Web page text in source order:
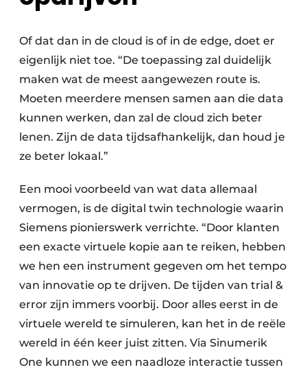
Of dat dan in de cloud is of in de edge, doet er
eigenlijk niet toe. “De toepassing zal duidelijk
maken wat de meest aangewezen route is.
Moeten meerdere mensen samen aan die data
kunnen werken, dan zal de cloud zich beter
lenen. Zijn de data tijdsafhankelijk, dan houd je
ze beter lokaal.”
Een mooi voorbeeld van wat data allemaal
vermogen, is de digital twin technologie waarin
Siemens pionierswerk verrichte. “Door klanten
een exacte virtuele kopie aan te reiken, hebben
we hen een instrument gegeven om het tempo
van innovatie op te drijven. De tijden van trial &
error zijn immers voorbij. Door alles eerst in de
virtuele wereld te simuleren, kan het in de reële
wereld in één keer juist zitten. Via Sinumerik
One kunnen we een naadloze interactie tussen